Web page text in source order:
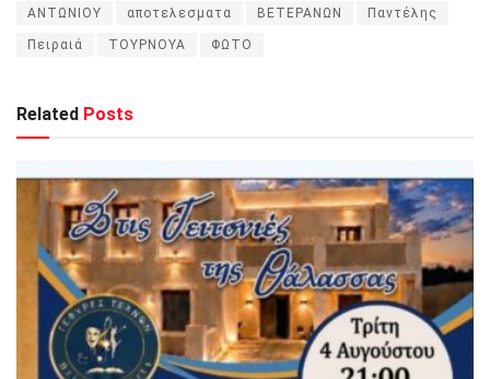
ΑΝΤΩΝΙΟΥ αποτελεσματα ΒΕΤΕΡΑΝΩΝ Παντέλης
Πειραιά ΤΟΥΡΝΟΥΑ ΦΩΤΟ
Related Posts